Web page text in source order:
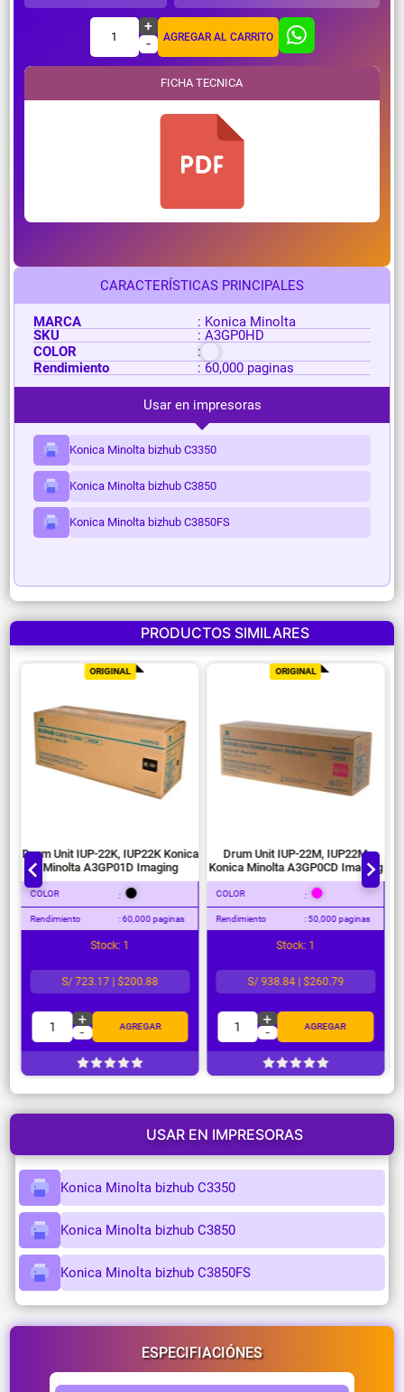
CARACTERÍSTICAS PRINCIPALES
MARCA
: Konica Minolta
SKU
: A3GP0HD
COLOR
:
Rendimiento
: 60,000 paginas
Usar en impresoras
Konica Minolta bizhub C3350
Konica Minolta bizhub C3850
Konica Minolta bizhub C3850FS
1
+
-
AGREGAR AL CARRITO
FICHA TECNICA
PRODUCTOS SIMILARES
ORIGINAL
Drum Unit IUP-22K, IUP22K Konica
Minolta A3GP01D Imaging
COLOR :
Rendimiento : 60,000 paginas
Stock: 1
S/ 723.17 | $200.88
+
- AGREGAR
ORIGINAL
Drum Unit IUP-22M, IUP22M
Konica Minolta A3GP0CD Imaging
COLOR :
Rendimiento : 50,000 paginas
Stock: 1
S/ 938.84 | $260.79
+
- AGREGAR
USAR EN IMPRESORAS
Konica Minolta bizhub C3350
Konica Minolta bizhub C3850
Konica Minolta bizhub C3850FS
ESPECIFIACIÓNES